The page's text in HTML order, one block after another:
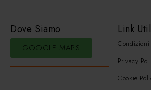
Dove Siamo
GOOGLE MAPS
Link
Privacy
Cookie